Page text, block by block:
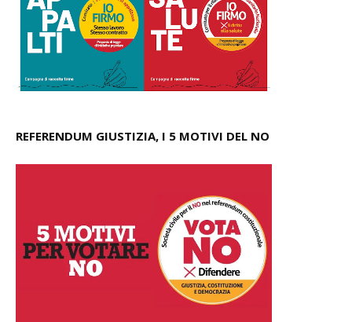
REFERENDUM GIUSTIZIA, I 5 MOTIVI DEL NO